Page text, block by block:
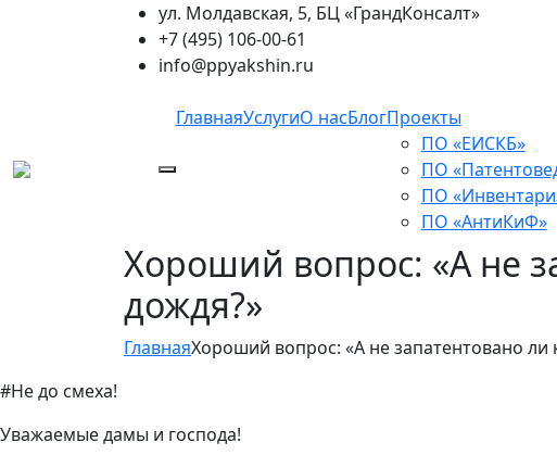
ул. Молдавская, 5, БЦ «ГрандКонсалт»
+7 (495) 106-00-61
info@ppyakshin.ru
ГлавнаяУслугиО насБлогПроекты
ПО «ЕИСКБ»
ПО
ПО
ПО «АнтиКиФ»
Хороший вопрос: «А не
дождя?»
ГлавнаяХороший вопрос: «А не запатентовано
#Не до смеха!
Уважаемые дамы и господа!